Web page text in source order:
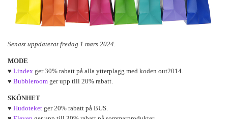
Senast uppdaterat fredag 1 mars 2024.
MODE
♥ Lindex ger 30% rabatt på alla ytterplagg med koden out2014.
♥ Bubbleroom ger upp till 20% rabatt.
SKÖNHET
♥ Hudoteket ger 20% rabatt på BUS.